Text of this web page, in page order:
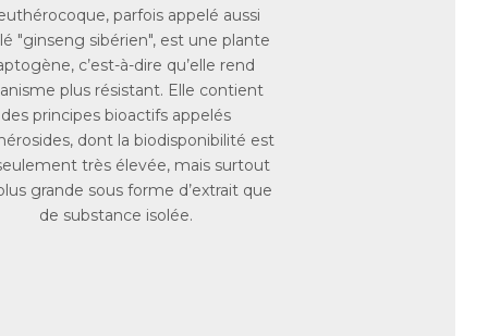
le plus besoin.
dont les effets sur la fatigue ont été
d’une heure, ce qui leur permet
de lutter efficacement contre
riche en caféine.
le Guarana était plus efficace pour
autres principes actifs de
parfois appelé aussi
"ginseng sibérien", est une plante
c’est-à-dire qu’elle rend
plus résistant. Elle contient
des principes bioactifs appelés
dont la biodisponibilité est
très élevée, mais surtout
grande sous forme d’extrait que
de substance isolée.